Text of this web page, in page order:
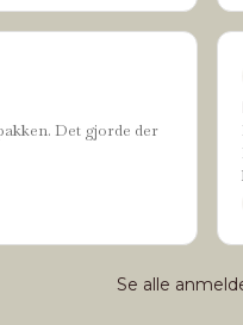
Det gjorde der
Se alle